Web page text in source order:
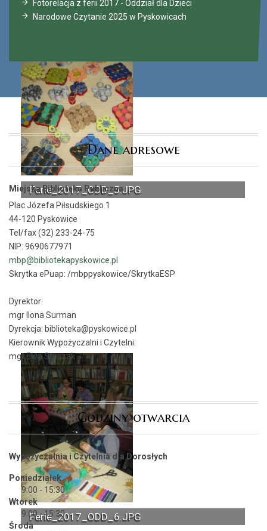
Ferie_2017_ODD_5.JPG
Ferie_2017_ODD_6.JPG
Fotorelacja z ferii 2017 - Oddział dla Dzieci
Narodowe Czytanie 2025 w Pyskowicach
Dane adresowe
Miejska Biblioteka Publiczna
Plac Józefa Piłsudskiego 1
44-120 Pyskowice
Tel/fax (32) 233-24-75
NIP: 9690677971
mbp@bibliotekapyskowice.pl
Skrytka ePuap: /mbppyskowice/SkrytkaESP
Dyrektor:
mgr Ilona Surman
Dyrekcja: biblioteka@pyskowice.pl
Kierownik Wypożyczalni i Czytelni:
mgr Ewa Staszak
Godziny otwarcia
Wypożyczalnia i Czytelnia dla Dorosłych
Poniedziałek
9:00 - 15:30
Wtorek
9:00 - 15:30
Środa